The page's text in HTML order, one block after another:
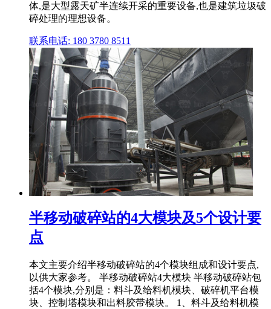
体,是大型露天矿半连续开采的重要设备,也是建筑垃圾破
碎处理的理想设备。
联系电话: 180 3780 8511
半移动破碎站的4大模块及5个设计要
点
本文主要介绍半移动破碎站的4个模块组成和设计要点,
以供大家参考。 半移动破碎站4大模块 半移动破碎站包
括4个模块,分别是：料斗及给料机模块、破碎机平台模
块、控制塔模块和出料胶带模块。 1、料斗及给料机模